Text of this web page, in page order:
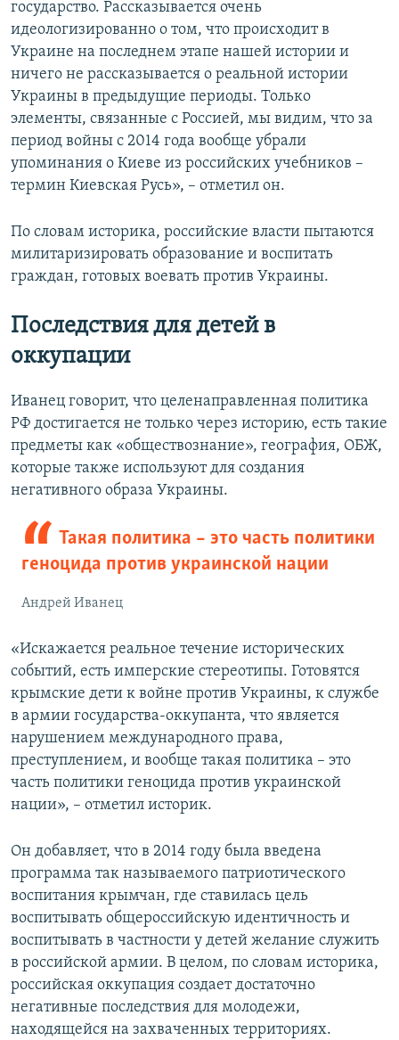
государство. Рассказывается очень
идеологизированно о том, что происходит в
Украине на последнем этапе нашей истории и
ничего не рассказывается о реальной истории
Украины в предыдущие периоды. Только
элементы, связанные с Россией, мы видим, что за
период войны с 2014 года вообще убрали
упоминания о Киеве из российских учебников –
термин Киевская Русь», – отметил он.
По словам историка, российские власти пытаются
милитаризировать образование и воспитать
граждан, готовых воевать против Украины.
Последствия для детей в
оккупации
Иванец говорит, что целенаправленная политика
РФ достигается не только через историю, есть такие
предметы как «обществознание», география, ОБЖ,
которые также используют для создания
негативного образа Украины.
Такая политика – это часть политики
геноцида против украинской нации
Андрей Иванец
«Искажается реальное течение исторических
событий, есть имперские стереотипы. Готовятся
крымские дети к войне против Украины, к службе
в армии государства-оккупанта, что является
нарушением международного права,
преступлением, и вообще такая политика – это
часть политики геноцида против украинской
нации», – отметил историк.
Он добавляет, что в 2014 году была введена
программа так называемого патриотического
воспитания крымчан, где ставилась цель
воспитывать общероссийскую идентичность и
воспитывать в частности у детей желание служить
в российской армии. В целом, по словам историка,
российская оккупация создает достаточно
негативные последствия для молодежи,
находящейся на захваченных территориях.